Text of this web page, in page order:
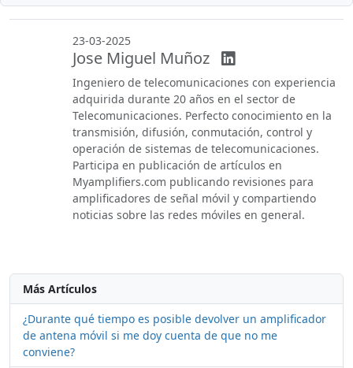
23-03-2025
Jose Miguel Muñoz
Ingeniero de telecomunicaciones con experiencia
adquirida durante 20 años en el sector de
Telecomunicaciones. Perfecto conocimiento en la
transmisión, difusión, conmutación, control y
operación de sistemas de telecomunicaciones.
Participa en publicación de artículos en
Myamplifiers.com publicando revisiones para
amplificadores de señal móvil y compartiendo
noticias sobre las redes móviles en general.
Más Artículos
¿Durante qué tiempo es posible devolver un amplificador
de antena móvil si me doy cuenta de que no me
conviene?